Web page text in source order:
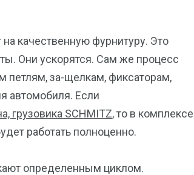
качественную фурнитуру. Это
Они ускорятся. Сам же процесс
петлям, за-щелкам, фиксаторам,
автомобиля. Если
грузовика SCHMITZ, то в комплексе
работать полноценно.
определенным циклом.